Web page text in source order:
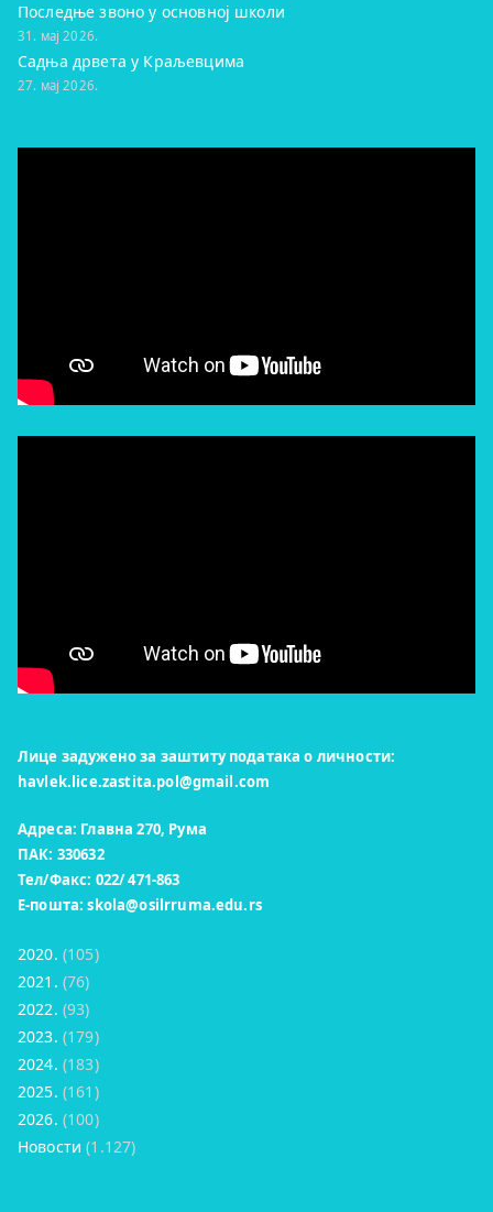
Последње звоно у основној школи
31. мај 2026.
Садња дрвета у Краљевцима
27. мај 2026.
Лице задужено за заштиту података о личности:
havlek.lice.zastita.pol@gmail.com
Адреса: Главна 270, Рума
ПАК: 330632
Тел/Факс: 022/ 471-863
Е-пошта:skola@osilrruma.edu.rs
2020. (105)
2021. (76)
2022. (93)
2023. (179)
2024. (183)
2025. (161)
2026. (100)
Новости (1.127)